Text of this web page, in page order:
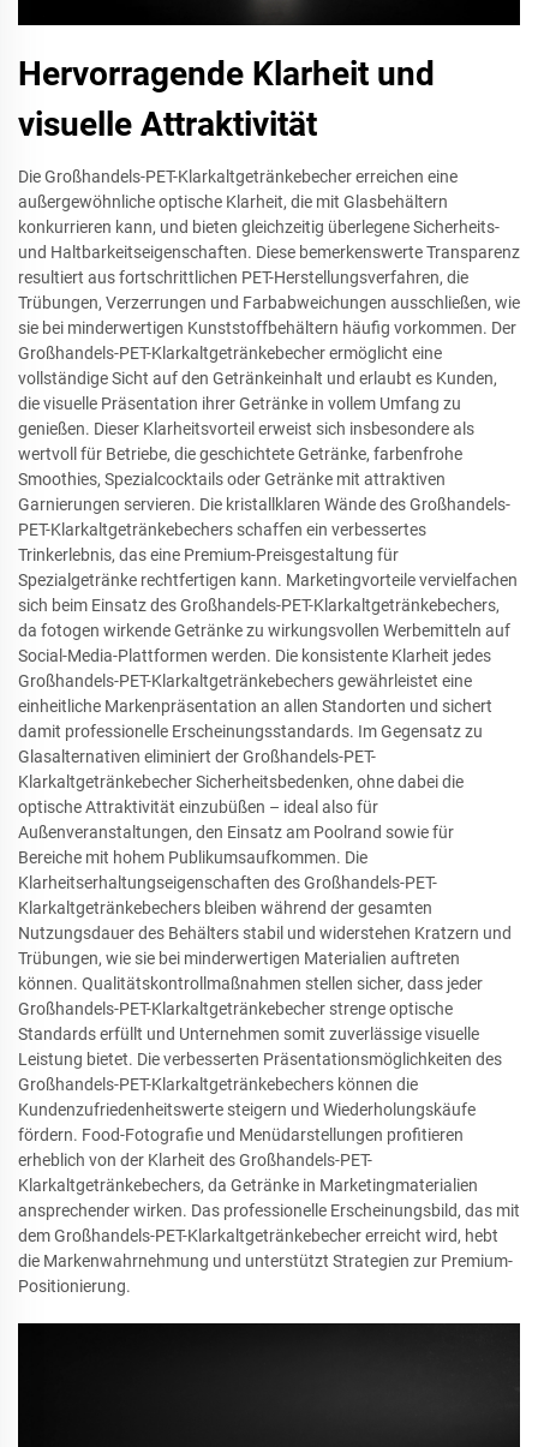
Hervorragende Klarheit und
visuelle Attraktivität
Die Großhandels-PET-Klarkaltgetränkebecher erreichen eine
außergewöhnliche optische Klarheit, die mit Glasbehältern
konkurrieren kann, und bieten gleichzeitig überlegene Sicherheits-
und Haltbarkeitseigenschaften. Diese bemerkenswerte Transparenz
resultiert aus fortschrittlichen PET-Herstellungsverfahren, die
Trübungen, Verzerrungen und Farbabweichungen ausschließen, wie
sie bei minderwertigen Kunststoffbehältern häufig vorkommen. Der
Großhandels-PET-Klarkaltgetränkebecher ermöglicht eine
vollständige Sicht auf den Getränkeinhalt und erlaubt es Kunden,
die visuelle Präsentation ihrer Getränke in vollem Umfang zu
genießen. Dieser Klarheitsvorteil erweist sich insbesondere als
wertvoll für Betriebe, die geschichtete Getränke, farbenfrohe
Smoothies, Spezialcocktails oder Getränke mit attraktiven
Garnierungen servieren. Die kristallklaren Wände des Großhandels-
PET-Klarkaltgetränkebechers schaffen ein verbessertes
Trinkerlebnis, das eine Premium-Preisgestaltung für
Spezialgetränke rechtfertigen kann. Marketingvorteile vervielfachen
sich beim Einsatz des Großhandels-PET-Klarkaltgetränkebechers,
da fotogen wirkende Getränke zu wirkungsvollen Werbemitteln auf
Social-Media-Plattformen werden. Die konsistente Klarheit jedes
Großhandels-PET-Klarkaltgetränkebechers gewährleistet eine
einheitliche Markenpräsentation an allen Standorten und sichert
damit professionelle Erscheinungsstandards. Im Gegensatz zu
Glasalternativen eliminiert der Großhandels-PET-
Klarkaltgetränkebecher Sicherheitsbedenken, ohne dabei die
optische Attraktivität einzubüßen – ideal also für
Außenveranstaltungen, den Einsatz am Poolrand sowie für
Bereiche mit hohem Publikumsaufkommen. Die
Klarheitserhaltungseigenschaften des Großhandels-PET-
Klarkaltgetränkebechers bleiben während der gesamten
Nutzungsdauer des Behälters stabil und widerstehen Kratzern und
Trübungen, wie sie bei minderwertigen Materialien auftreten
können. Qualitätskontrollmaßnahmen stellen sicher, dass jeder
Großhandels-PET-Klarkaltgetränkebecher strenge optische
Standards erfüllt und Unternehmen somit zuverlässige visuelle
Leistung bietet. Die verbesserten Präsentationsmöglichkeiten des
Großhandels-PET-Klarkaltgetränkebechers können die
Kundenzufriedenheitswerte steigern und Wiederholungskäufe
fördern. Food-Fotografie und Menüdarstellungen profitieren
erheblich von der Klarheit des Großhandels-PET-
Klarkaltgetränkebechers, da Getränke in Marketingmaterialien
ansprechender wirken. Das professionelle Erscheinungsbild, das mit
dem Großhandels-PET-Klarkaltgetränkebecher erreicht wird, hebt
die Markenwahrnehmung und unterstützt Strategien zur Premium-
Positionierung.